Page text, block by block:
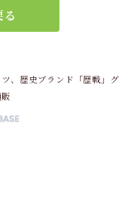
る
、歴史ブランド「歴戦」グ